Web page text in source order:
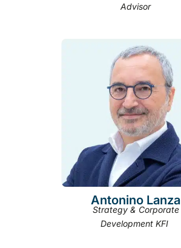
Advisor
Antonino Lanza
Strategy & Corporate
Development KFI